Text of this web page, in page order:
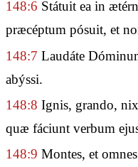
148:6 Státuit ea in
præcéptum pósuit, et
148:7 Laudáte
abýssi.
148:8 Ignis, grando,
quæ fáciunt verbum
148:9 Montes, et